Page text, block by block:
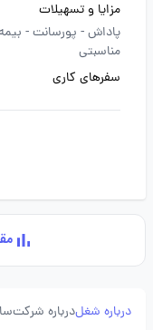
مزایا و تسهیلات
پاداش - پورسانت -
مناسبتی
سفرهای کاری
درباره شغلدرباره شرکت